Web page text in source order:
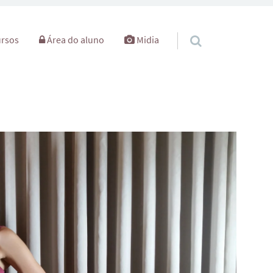
Área do aluno Midia